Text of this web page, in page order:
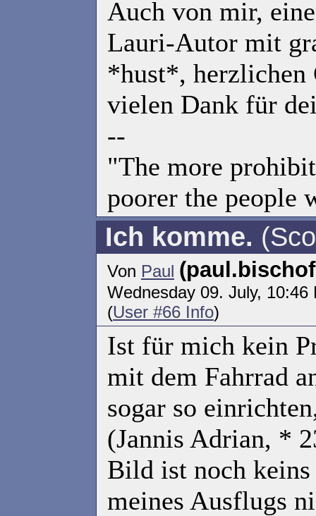
Auch von mir,
Lauri-Autor mit
*hust*, herzlichen
vielen Dank für
--
"The more
poorer the people
Ich komme.
Von Paul
Wednesday 09. July, 10:46
(User #66 Info)
Ist für mich kein
mit dem Fahrrad
sogar so
(Jannis Adrian, *
Bild ist noch
meines Ausflugs